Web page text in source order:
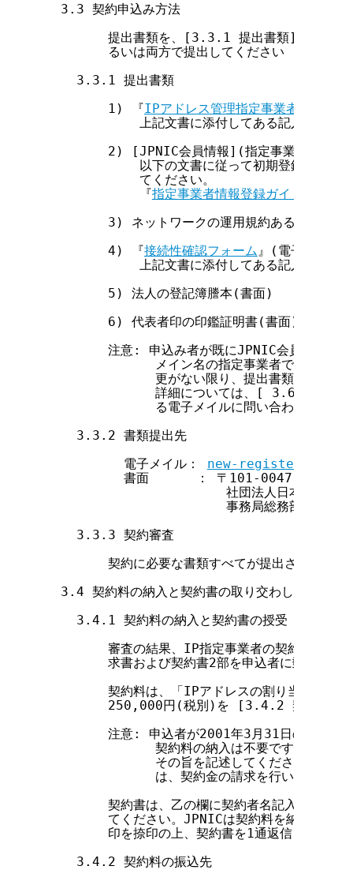
  3.3 契約申込み方法
提出書類を、[3.3.1 提出書類] の説明に
        るいは両方で提出してください
    3.3.1 提出書類
        1) 『
IPアドレス管理指定事業者契約申込
上記文書に添付してある記入方法を
2) [JPNIC会員情報](指定事業者情報)初
以下の文書に従って初期登録用のIP
            てください。
            『
指定事業者情報登録ガイド
3) ネットワークの運用規約あるいはそれ
        4) 『
接続性確認フォーム』(電子メイル)
上記文書に添付してある記入方法を
        5) 法人の登記簿謄本(書面)
        6) 代表者印の印鑑証明書(書面)
注意: 申込み者が既にJPNIC会員または
メイン名の指定事業者である場合
更がない限り、提出書類の一部を
詳細については、[ 3.6 契約に関
る電子メイルに問い合わせてくだ
    3.3.2 書類提出先
          電子メイル：
new-
書面      ： 〒101-0047  東京都
社団法人日本ネットワ
事務局総務部契約・入
    3.3.3 契約審査
契約に必要な書類すべてが提出された時点
  3.4 契約料の納入と契約書の取り交わし
    3.4.1 契約料の納入と契約書の授受
審査の結果、IP指定事業者の契約が認め
求書および契約書2部を申込者に郵送しま
契約料は、「IPアドレスの割り当て等に関
250,000円(税別)を [3.4.2 契約料の振
注意: 申込者が2001年3月31日の時点に
契約料の納入は不要です。IPアド
その旨を記述してください。ただ
              は、契約金の請求を行います。
契約書は、乙の欄に契約者名記入および
てください。JPNICは契約料を納入された
        印を捺印の上、契約書を1通返信します。
    3.4.2 契約料の振込先